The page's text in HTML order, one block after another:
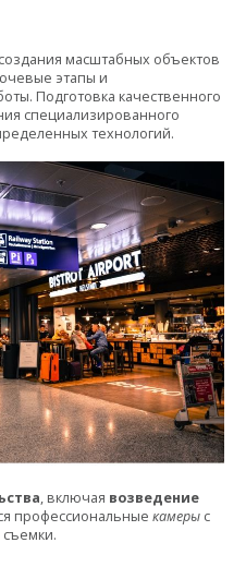
масштабных объектов
этапы и
Подготовка качественного
специализированного
технологий.
, включая возведение
профессиональные камеры с